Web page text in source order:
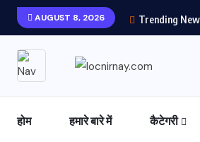
AUGUST 8, 2026 Trending
होम हमारे बारे में कैटेगरी